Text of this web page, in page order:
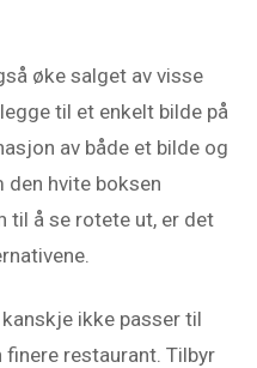
øke salget av visse
til et enkelt bilde på
av både et bilde og
hvite boksen
til å se rotete ut, er det
ikke passer til
restaurant. Tilbyr